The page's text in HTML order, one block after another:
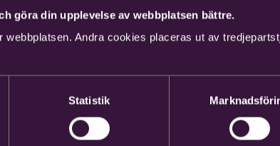
göra din upplevelse av webbplatsen bättre.
Andra cookies placeras ut av
Statistik